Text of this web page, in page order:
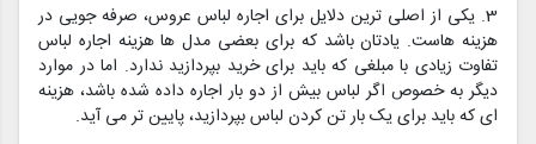
3. یکی از اصلی ترین دلایل برای اجاره لباس عروس، صرفه جویی در
هزینه هاست. یادتان باشد که برای بعضی مدل ها هزینه اجاره لباس
تفاوت زیادی با مبلغی که باید برای خرید بپردازید ندارد. اما در موارد
دیگر به خصوص اگر لباس بیش از دو بار اجاره داده شده باشد، هزینه
ای که باید برای یک بار تن کردن لباس بپردازید، پایین تر می آید.